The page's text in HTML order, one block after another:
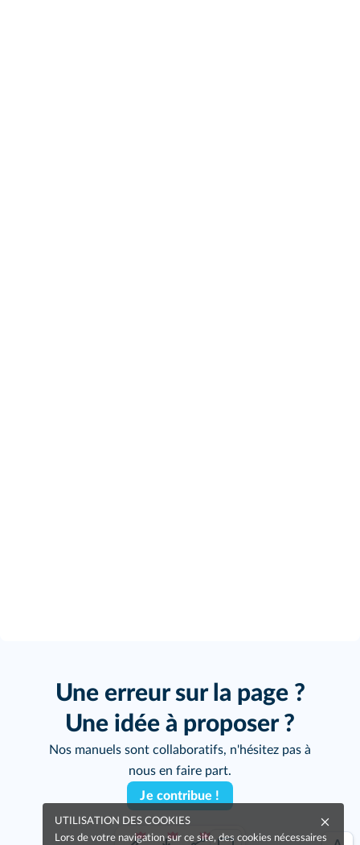
Une erreur sur la page ?
Une idée à proposer ?
Nos manuels sont collaboratifs, n'hésitez pas à
nous en faire part.
Je contribue !
UTILISATION DES COOKIES
Lors de votre navigation sur ce site, des cookies nécessaires